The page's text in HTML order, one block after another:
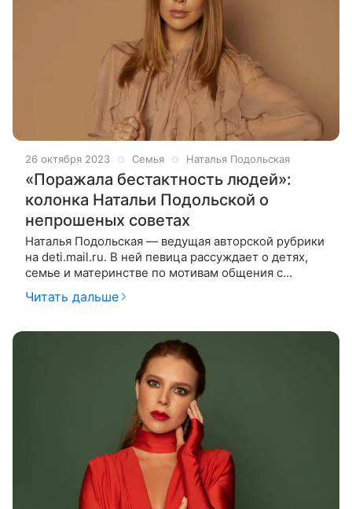
26 октября 2023 Семья Наталья Подольская
«Поражала бестактность людей»:
колонка Натальи Подольской о
непрошеных советах
Наталья Подольская — ведущая авторской рубрики
на deti.mail.ru. В ней певица рассуждает о детях,
семье и материнстве по мотивам общения с
гостями своего YouTube-шоу «Ваша Наташа». На
этот раз гостьей студии стала
Читать дальше